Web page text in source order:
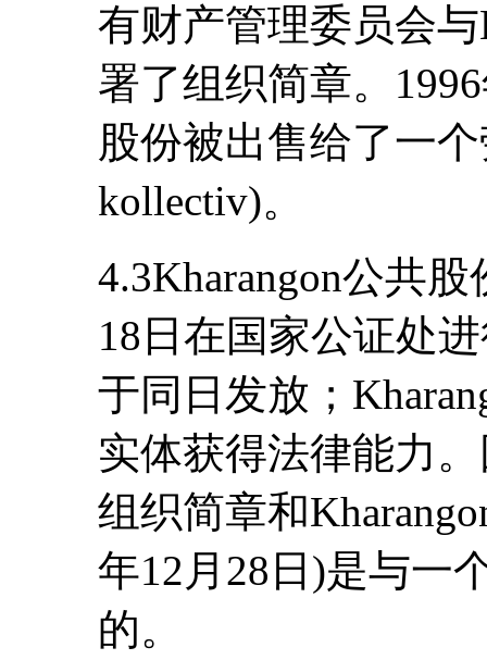
有财产管理委员会
署了组织简章。
股份被出售给了一
kollectiv)。
4.3Kharangon公共
18日在国家公证处
于同日发放；
实体获得法律能力
组织简章和
年12月28日)是与一
的。